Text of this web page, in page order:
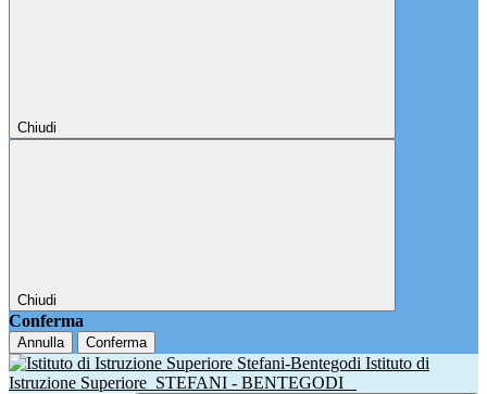
Chiudi
Chiudi
Conferma
Annulla Conferma
Istituto di
Istruzione Superiore STEFANI - BENTEGODI